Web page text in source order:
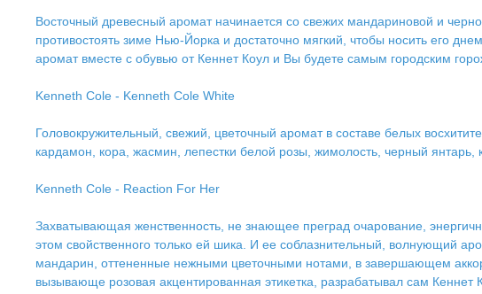
Восточный древесный аромат начинается со свежих мандариновой и
противостоять зиме Нью-Йорка и достаточно мягкий, чтобы носить его
аромат вместе с обувью от Кеннет Коул и Вы будете самым городским
Kenneth Cole - Kenneth Cole White
Головокружительный, свежий, цветочный аромат в составе белых
кардамон, кора, жасмин, лепестки белой розы, жимолость, черный
Kenneth Cole - Reaction For Her
Захватывающая женственность, не знающее преград очарование,
этом свойственного только ей шика. И ее соблазнительный, волнующий
мандарин, оттененные нежными цветочными нотами, в завершающем
вызывающе розовая акцентированная этикетка, разрабатывал сам